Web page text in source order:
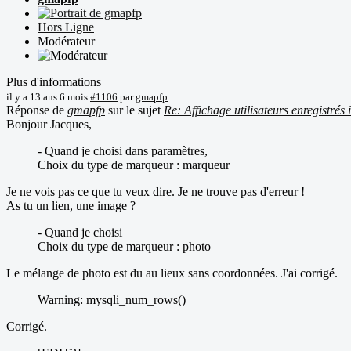
Hors Ligne
Modérateur
Plus d'informations
il y a 13 ans 6 mois #1106 pargmapfp
Réponse de gmapfp sur le sujet Re: Affichage utilisateurs enregistrés
Bonjour Jacques,
- Quand je choisi dans paramètres,
Choix du type de marqueur : marqueur
Je ne vois pas ce que tu veux dire. Je ne trouve pas d'erreur !
As tu un lien, une image ?
- Quand je choisi
Choix du type de marqueur : photo
Le mélange de photo est du au lieux sans coordonnées. J'ai corrigé.
Warning: mysqli_num_rows()
Corrigé.